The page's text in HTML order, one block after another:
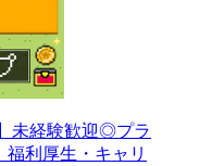
未経験歓迎◎プラ
利厚生・キャリ